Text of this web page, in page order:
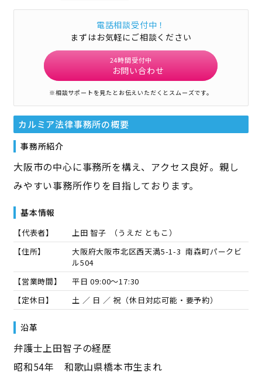
電話相談受付中！
まずはお気軽にご相談ください
24時間受付中
お問い合わせ
※相談サポートを見たとお伝えいただくとスムーズです。
カルミア法律事務所の概要
事務所紹介
大阪市の中心に事務所を構え、アクセス良好。親し
みやすい事務所作りを目指しております。
基本情報
【代表者】 上田 智子 （うえだ ともこ）
【住所】
大阪府大阪市北区西天満5-1-3 南森町パークビ
ル504
【営業時間】
平日 09:00～17:30
【定休日】
土 ／ 日 ／ 祝（休日対応可能・要予約）
沿革
弁護士上田智子の経歴
昭和54年 和歌山県橋本市生まれ